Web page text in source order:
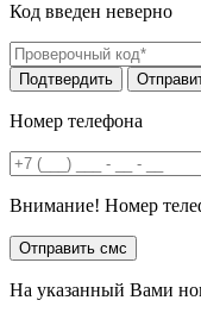
Код введен неверно
Номер телефона
Внимание! Номер
На указанный Вами